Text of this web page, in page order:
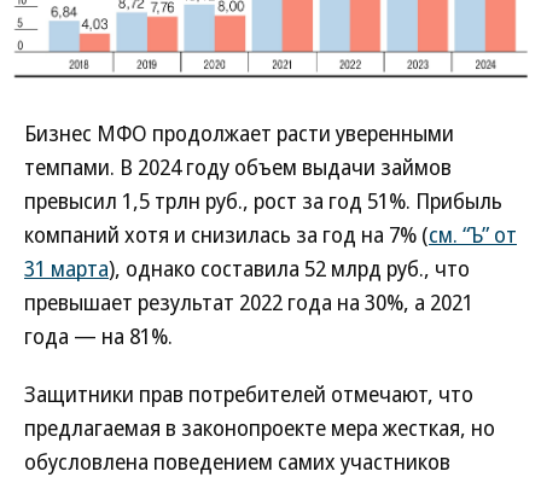
Бизнес МФО продолжает расти уверенными
темпами. В 2024 году объем выдачи займов
превысил 1,5 трлн руб., рост за год 51%. Прибыль
компаний хотя и снизилась за год на 7% (см. “Ъ” от
31 марта), однако составила 52 млрд руб., что
превышает результат 2022 года на 30%, а 2021
года — на 81%.
Защитники прав потребителей отмечают, что
предлагаемая в законопроекте мера жесткая, но
обусловлена поведением самих участников